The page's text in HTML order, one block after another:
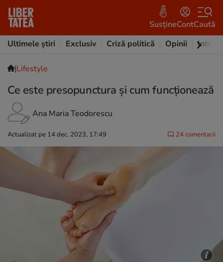
SusțineContCaută
Ultimele știri
Exclusiv Criză politică Opinii
|Lifestyle
Ce este presopunctura și cum funcționează
Ana Maria Teodorescu
Actualizat pe 14 dec. 2023, 17:49 24 comentarii